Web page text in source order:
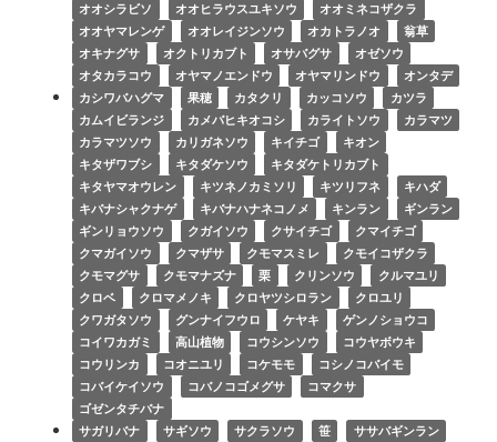
オオシラビソ
オオヒラウスユキソウ
オオミネコザクラ
オオヤマレンゲ
オオレイジンソウ オカトラノオ
翁草
オキナグサ
オクトリカブト オサバグサ
オゼソウ
オタカラコウ
オヤマノエンドウ オヤマリンドウ
オンタデ
カシワバハグマ
果穂 カタクリ カッコソウ
カツラ
カムイビランジ
カメバヒキオコシ カライトソウ
カラマツ
カラマツソウ
カリガネソウ キイチゴ
キオン
キタザワブシ
キタダケソウ
キタダケトリカブト
キタヤマオウレン
キツネノカミソリ キツリフネ
キハダ
キバナシャクナゲ
キバナハナネコノメ キンラン
ギンラン
ギンリョウソウ
クガイソウ クサイチゴ
クマイチゴ
クマガイソウ
クマザサ クモマスミレ
クモイコザクラ
クモマグサ
クモマナズナ 栗 クリンソウ
クルマユリ
クロベ
クロマメノキ クロヤツシロラン
クロユリ
クワガタソウ
グンナイフウロ ケヤキ
ゲンノショウコ
コイワカガミ
高山植物 コウシンソウ
コウヤボウキ
コウリンカ
コオニユリ コケモモ
コシノコバイモ
コバイケイソウ
コバノコゴメグサ
コマクサ
ゴゼンタチバナ
サガリバナ
サギソウ サクラソウ 笹
ササバギンラン